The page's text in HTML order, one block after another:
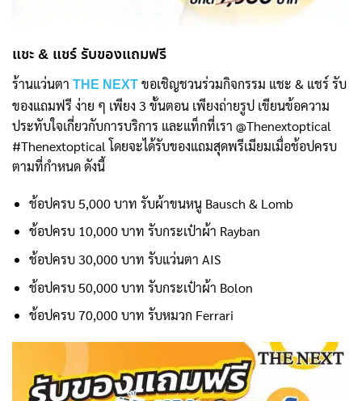
แชะ & แชร์ รับของแถมฟรี
ร้านแว่นตา THE NEXTขอเชิญชวนร่วมกิจกรรม แชะ & แชร์ รับ
ของแถมฟรี ง่าย ๆ เพียง 3 ขั้นตอน เพียงถ่ายรูป เขียนข้อความ
ประทับใจเกี่ยวกับการบริการ และแท็กที่เรา @Thenextoptical
#Thenextoptical โดยจะได้รับของแถมสุดพรีเมียมเมื่อช้อปครบ
ตามที่กำหนด ดังนี้
ช้อปครบ 5,000 บาท รับผ้าขนหนู Bausch & Lomb
ช้อปครบ 10,000 บาท รับกระเป๋าผ้า Rayban
ช้อปครบ 30,000 บาท รับแว่นตา AIS
ช้อปครบ 50,000 บาท รับกระเป๋าผ้า Bolon
ช้อปครบ 70,000 บาท รับหมวก Ferrari